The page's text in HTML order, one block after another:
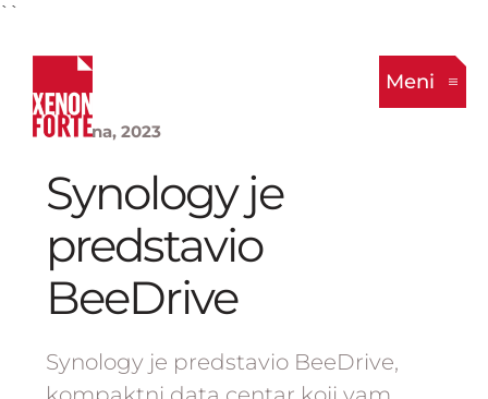
``
Meni
14. Juna, 2023
Synology je
predstavio
BeeDrive
Synology je predstavio BeeDrive,